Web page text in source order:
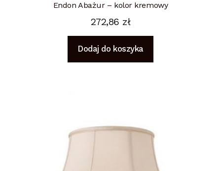
Endon Abażur – kolor kremowy
272,86 zł
Dodaj do koszyka